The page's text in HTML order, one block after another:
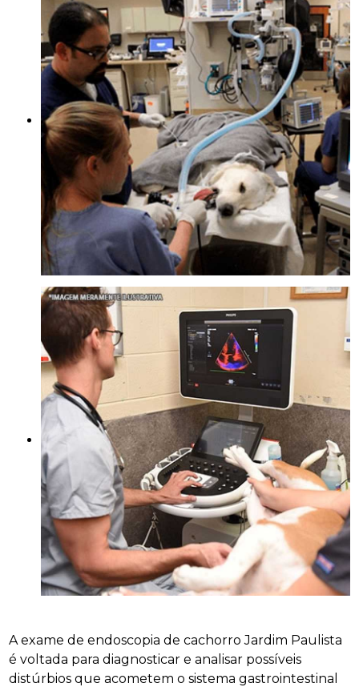
A exame de endoscopia de cachorro Jardim Paulista
é voltada para diagnosticar e analisar possíveis
distúrbios que acometem o sistema gastrointestinal